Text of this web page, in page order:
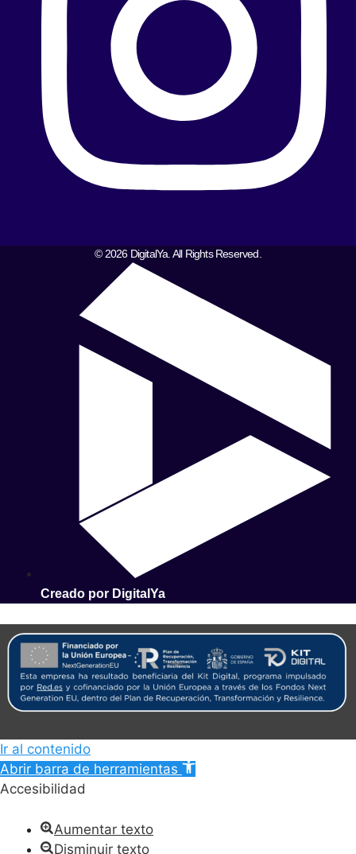
© 2026 DigitalYa. All Rights Reserved.
Creado por DigitalYa
Ir al contenido
Abrir barra de herramientas
Accesibilidad
Aumentar texto
Disminuir texto